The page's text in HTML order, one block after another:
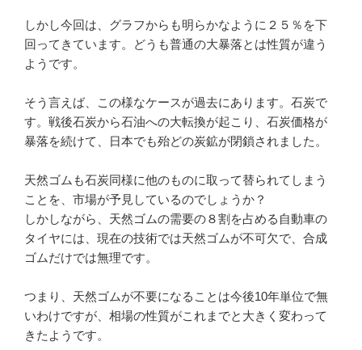
しかし今回は、グラフからも明らかなように２５％を下
回ってきています。どうも普通の大暴落とは性質が違う
ようです。
そう言えば、この様なケースが過去にあります。石炭で
す。戦後石炭から石油への大転換が起こり、石炭価格が
暴落を続けて、日本でも殆どの炭鉱が閉鎖されました。
天然ゴムも石炭同様に他のものに取って替られてしまう
ことを、市場が予見しているのでしょうか？
しかしながら、天然ゴムの需要の８割を占める自動車の
タイヤには、現在の技術では天然ゴムが不可欠で、合成
ゴムだけでは無理です。
つまり、天然ゴムが不要になることは今後10年単位で無
いわけですが、相場の性質がこれまでと大きく変わって
きたようです。